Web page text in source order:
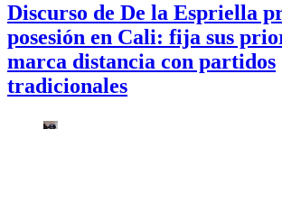
Discurso de De la Espriella
posesión en Cali: fija sus
marca distancia con partidos
tradicionales